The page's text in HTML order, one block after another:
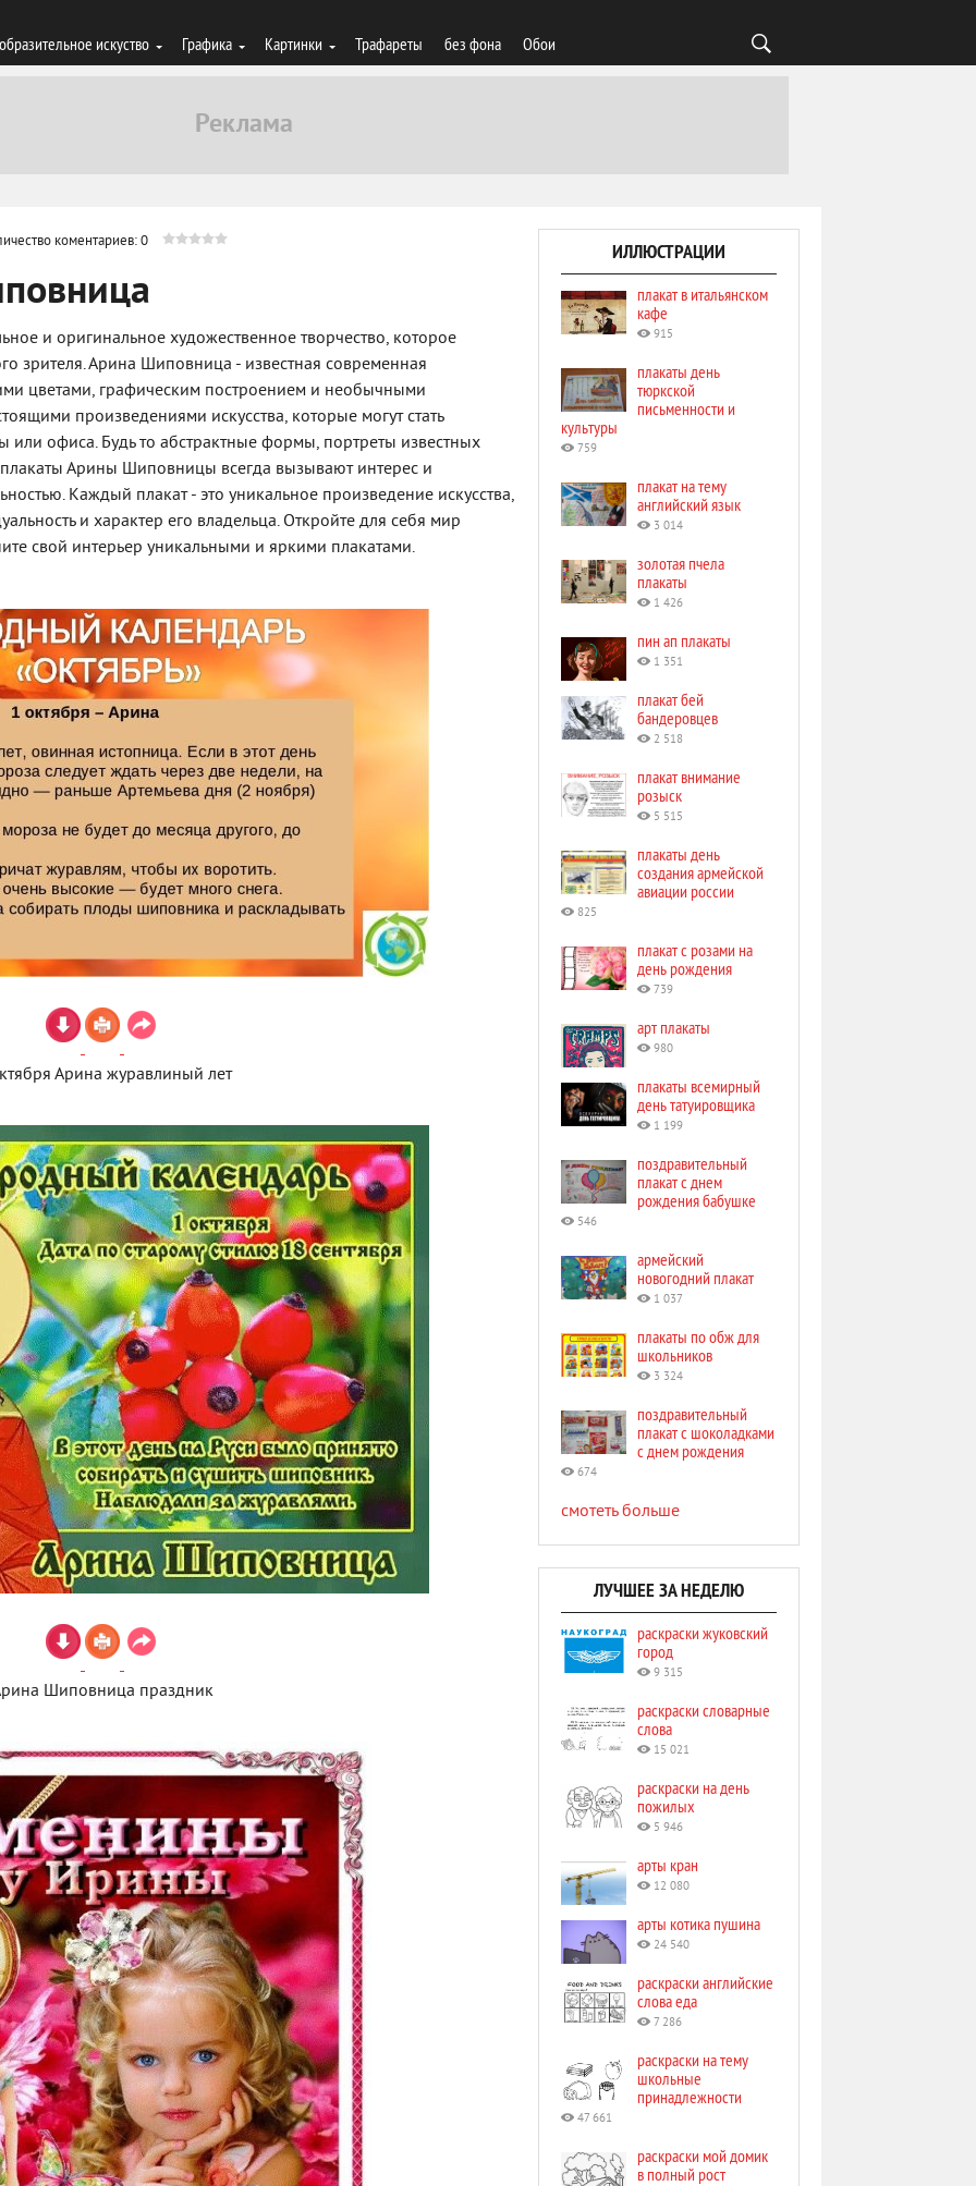
искуство Графика Картинки Трафареты без фона Обои
коментариев: 0
и оригинальное художественное творчество, которое
зрителя. Арина Шиповница - известная современная
цветами, графическим построением и необычными
произведениями искусства, которые могут стать
офиса. Будь то абстрактные формы, портреты известных
Арины Шиповницы всегда вызывают интерес и
Каждый плакат - это уникальное произведение искусства,
и характер его владельца. Откройте для себя мир
свой интерьер уникальными и яркими плакатами.
Арина журавлиный лет
Шиповница праздник
ИЛЛЮСТРАЦИИ
плакат в итальянском
кафе
915
плакаты день
тюркской
письменности и
культуры
759
плакат на тему
английский язык
3 014
золотая пчела
плакаты
1 426
пин ап плакаты
1 351
плакат бей
бандеровцев
2 518
плакат внимание
розыск
5 515
плакаты день
создания армейской
авиации россии
825
плакат с розами на
день рождения
739
арт плакаты
980
плакаты всемирный
день татуировщика
1 199
поздравительный
плакат с днем
рождения бабушке
546
армейский
новогодний плакат
1 037
плакаты по обж для
школьников
3 324
поздравительный
плакат с шоколадками
с днем рождения
674
смотеть больше
ЛУЧШЕЕ ЗА НЕДЕЛЮ
раскраски жуковский
город
9 315
раскраски словарные
слова
15 021
раскраски на день
пожилых
5 946
арты кран
12 080
арты котика пушина
24 540
раскраски английские
слова еда
7 286
раскраски на тему
школьные
принадлежности
47 661
раскраски мой домик
в полный рост